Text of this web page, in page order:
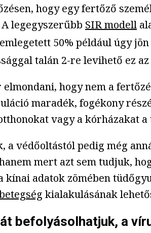
hogy egy fertőző
legegyszerűbb SIR modell
50% például úgy
talán 2-re levihető ez
hogy nem a
maradék, fogékony
vagy a kórházakat
a védőoltástól pedig még
mert azt sem tudjuk,
kínai adatok zömében
kialakulásának
befolyásolhatjuk, a